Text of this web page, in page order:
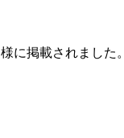
に掲載されました。